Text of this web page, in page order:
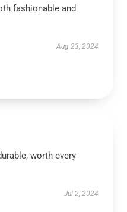
fashionable and
Aug 23, 2024
worth every
Jul 2, 2024